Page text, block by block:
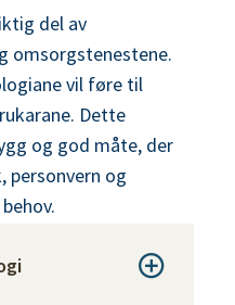
del av
omsorgstenestene.
vil føre til
Dette
og god måte, der
personvern og